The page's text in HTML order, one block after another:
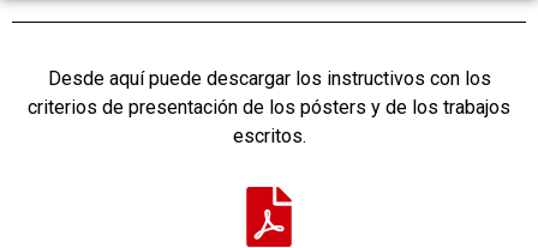
Desde aquí puede descargar los instructivos con los
criterios de presentación de los pósters y de los trabajos
escritos.